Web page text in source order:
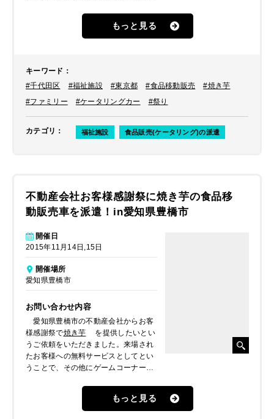
もっと見る
キーワード ：
#千代田区
#福祉施設 #東京都 #食品移動販売
#焼き芋
#ファミリー
#ケータリングカー #祭り
カテゴリ ： 福祉施設 食品販売(ケータリング)の派遣
不動産会社お客様感謝祭に焼き芋の食品移
動販売車を派遣！in愛知県豊橋市
開催日
2015年11月14日,15日
開催場所
愛知県豊橋市
お問い合わせ内容
愛知県豊橋市の不動産会社からお客
様感謝祭で焼き芋
を提供したいとい
うご依頼をいただきました。来場され
たお客様への無料サービスとしてとい
うことで、その他にゲームコーナー、
もっと見る